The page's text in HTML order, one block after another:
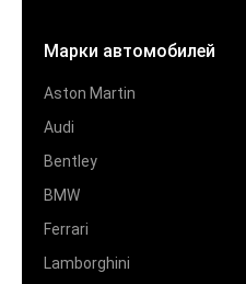
Марки автомобилей
Aston Martin
Audi
Bentley
BMW
Ferrari
Lamborghini